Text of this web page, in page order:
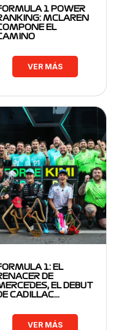
1 POWER
MCLAREN
EL
VER MÁS
1: EL
DE
EL DEBUT
CADILLAC…
VER MÁS